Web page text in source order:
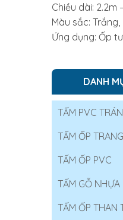
Chiều dài: 2.2m
Màu sắc:
Ứng dụng: Ốp
DANH
TẤM PVC
TẤM ỐP
TẤM ỐP PVC
TẤM GỖ NHỰA
TẤM ỐP THAN